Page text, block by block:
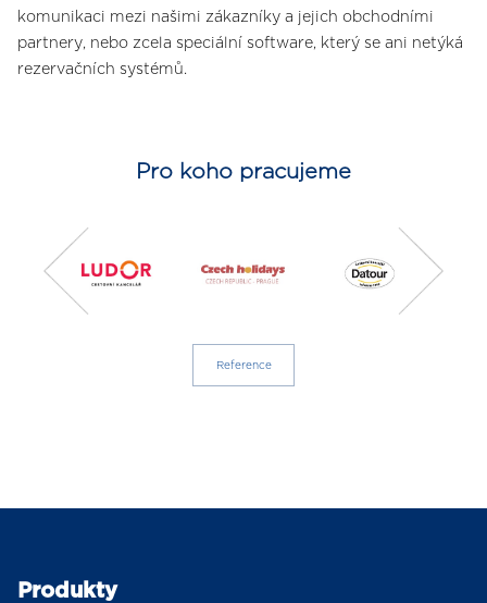
komunikaci mezi našimi zákazníky a jejich obchodními
partnery, nebo zcela speciální software, který se ani netýká
rezervačních systémů.
Pro koho pracujeme
Reference
Produkty